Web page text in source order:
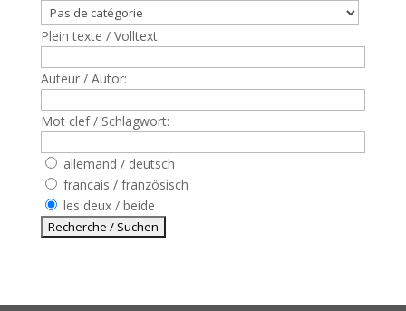
Plein texte / Volltext:
Auteur / Autor:
Mot clef / Schlagwort:
allemand / deutsch
francais / französisch
les deux / beide